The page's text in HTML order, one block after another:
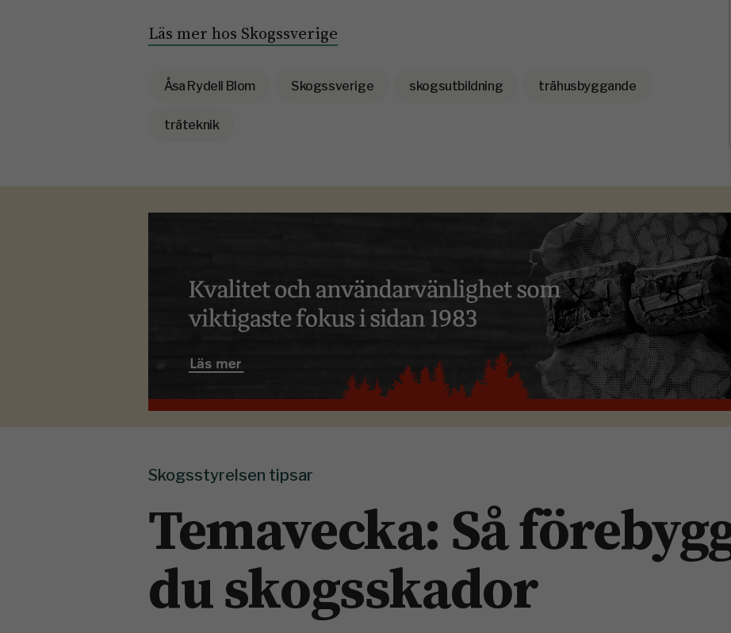
Läs mer hos Skogssverige
Åsa Rydell Blom Skogssverige skogsutbildning trähusbyggande
träteknik
Skogsstyrelsen tipsar
Temavecka: Så
du skogsskador